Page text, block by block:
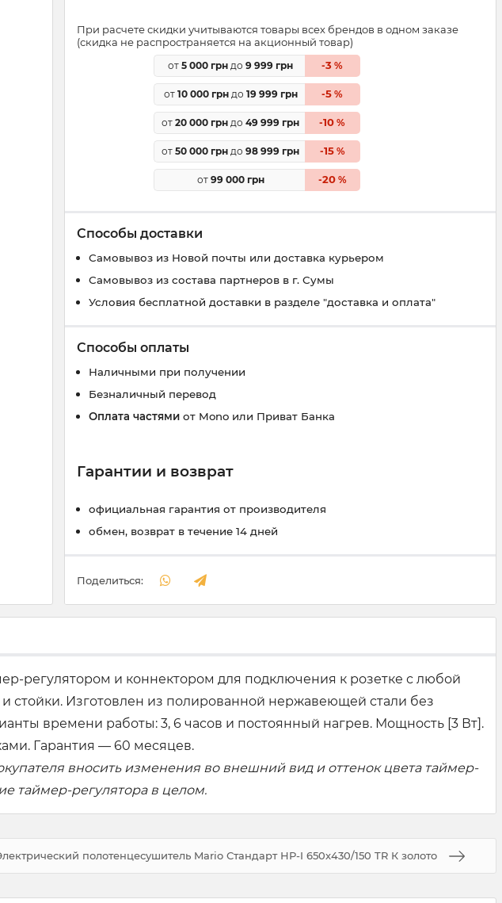
При расчете скидки учитываются товары всех брендов в одном заказе
(скидка не распространяется на акционный товар)
от 5 000 грн до 9 999 грн -3 %
от 10 000 грндо 19 999 грн -5 %
от 20 000 грн до 49 999 грн -10 %
от 50 000 грн до 98 999 грн -15%
от 99 000 грн -20%
Способы доставки
Самовывоз из Новой почты или доставка курьером
Самовывоз из состава партнеров в г. Сумы
Условия бесплатной доставки в разделе "доставка и оплата"
Способы оплаты
Наличными при получении
Безналичный перевод
Оплата частями от Mono или Приват Банка
Гарантии и возврат
официальная гарантия от производителя
обмен, возврат в течение 14 дней
Поделиться:
регулятором и коннектором для подключения к розетке с любой
стойки. Изготовлен из полированной нержавеющей стали без
времени работы: 3, 6 часов и постоянный нагрев. Мощность [3 Вт].
Гарантия — 60 месяцев.
вносить изменения во внешний вид и оттенок цвета таймер-
таймер-регулятора в целом.
полотенцесушитель Mario Стандарт НР-I 650х430/150 TR К золото